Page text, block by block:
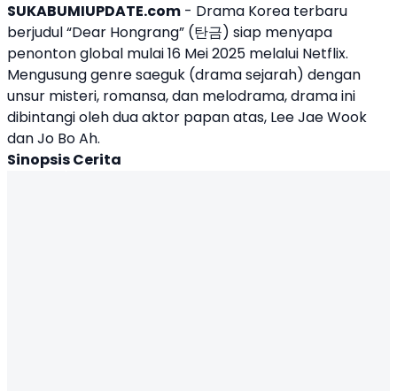
SUKABUMIUPDATE.com - Drama Korea terbaru
berjudul “Dear Hongrang” (탄금) siap menyapa
penonton global mulai 16 Mei 2025 melalui Netflix.
Mengusung genre saeguk (drama sejarah) dengan
unsur misteri, romansa, dan melodrama, drama ini
dibintangi oleh dua aktor papan atas, Lee Jae Wook
danJo Bo Ah.
Sinopsis Cerita